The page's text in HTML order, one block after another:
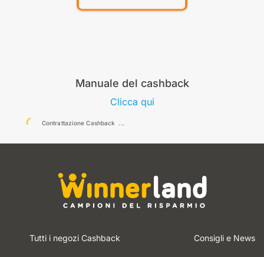
Manuale del cashback
Clicca qui
Contrattazione Cashback
Tutti i negozi Cashback Consigli e News